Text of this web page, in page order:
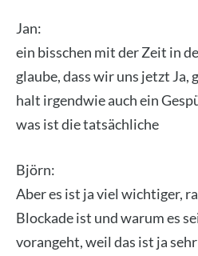
Jan:
ein biss­chen mit der Zeit in
glau­be, dass wir uns jetzt Ja,
halt irgend­wie auch ein
was ist die tat­säch­li­che
Björn:
Aber es ist ja viel wich­ti­ger,
Blo­cka­de ist und war­um es
vor­an­geht, weil das ist ja